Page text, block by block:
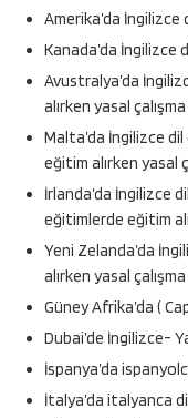
Amerika’da İngilizce
Kanada’da İngilizce
Avustralya’da
alırken yasal
Malta’da İngilizce
eğitim alırken yasal
İrlanda’da İngilizce
eğitimlerde eğitim
Yeni Zelanda’da
alırken yasal
Güney Afrika’da (
Dubai’de İngilizce-
İspanya’da
İtalya’da italyanca